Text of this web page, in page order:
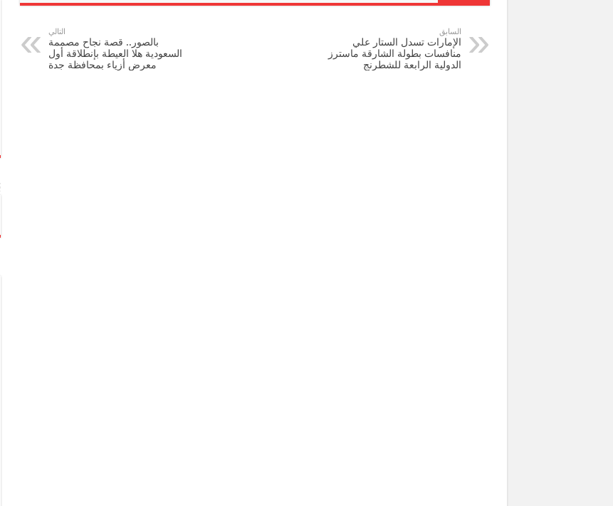
السابق
الإمارات تسدل الستار علي
منافسات بطولة الشارقة ماسترز
الدولية الرابعة للشطرنج
التالي
بالصور.. قصة نجاح مصممة
السعودية هلا العيطة بإنطلاقة أول
معرض أزياء بمحافظة جدة